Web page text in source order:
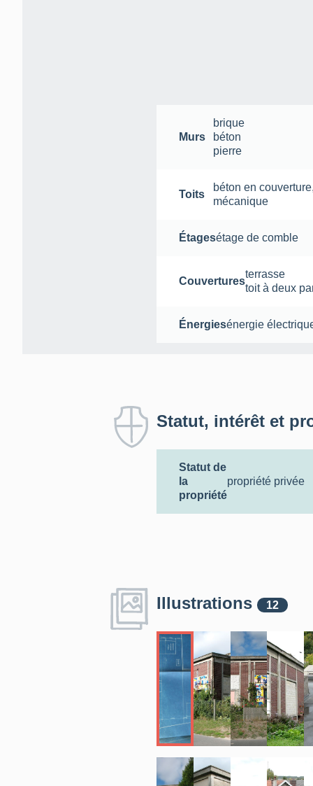
Murs
brique
béton
pierre
Toits
béton en couverture
mécanique
Étagesétage de comble
Couvertures
terrasse
toit à deux
Énergiesénergie
Statut, intérêt et
Statut de
la
propriété
propriété privée
Illustrations 12